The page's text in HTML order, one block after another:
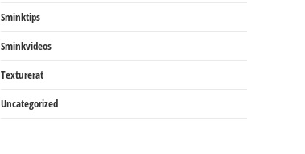
Sminktips
Sminkvideos
Texturerat
Uncategorized